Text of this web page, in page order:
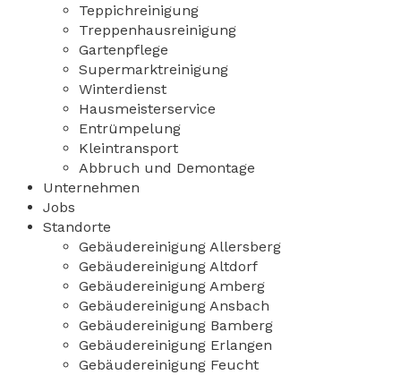
Teppichreinigung
Treppenhausreinigung
Gartenpflege
Supermarktreinigung
Winterdienst
Hausmeisterservice
Entrümpelung
Kleintransport
Abbruch und Demontage
Unternehmen
Jobs
Standorte
Gebäudereinigung Allersberg
Gebäudereinigung Altdorf
Gebäudereinigung Amberg
Gebäudereinigung Ansbach
Gebäudereinigung Bamberg
Gebäudereinigung Erlangen
Gebäudereinigung Feucht